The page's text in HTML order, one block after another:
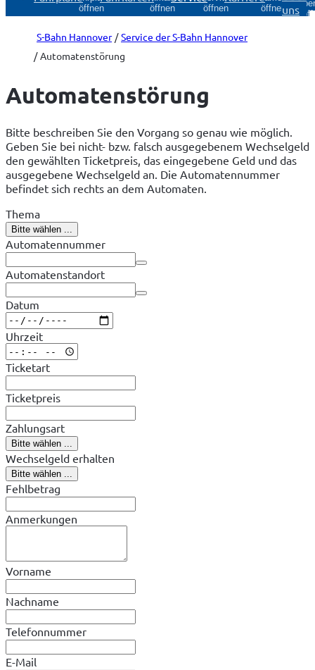
öffnen
öffnen
öffnen
öffnenuns
S-Bahn Hannover
Service der S-Bahn Hannover
Automatenstörung
Automatenstörung
Bitte beschreiben Sie den Vorgang so genau wie möglich.
Geben Sie bei nicht- bzw. falsch ausgegebenem Wechselgeld
den gewählten Ticketpreis, das eingegebene Geld und das
ausgegebene Wechselgeld an. Die Automatennummer
befindet sich rechts an dem Automaten.
Thema
Bitte wählen ...
Automatennummer
Automatenstandort
Datum
Uhrzeit
Ticketart
Ticketpreis
Zahlungsart
Bitte wählen ...
Wechselgeld erhalten
Bitte wählen ...
Fehlbetrag
Anmerkungen
Vorname
Nachname
Telefonnummer
E-Mail